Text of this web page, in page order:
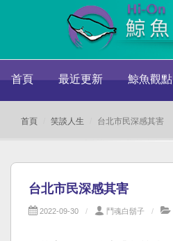
首頁 最近更新 鯨魚觀點
首頁 笑談人生 台北市民深感其害
台北市民深感其害
2022-09-30 鬥魂白鬍子